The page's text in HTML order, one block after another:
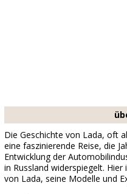
Die Geschichte von Lada, oft
eine faszinierende Reise, die
Entwicklung der
in Russland widerspiegelt.
von Lada, seine Modelle und